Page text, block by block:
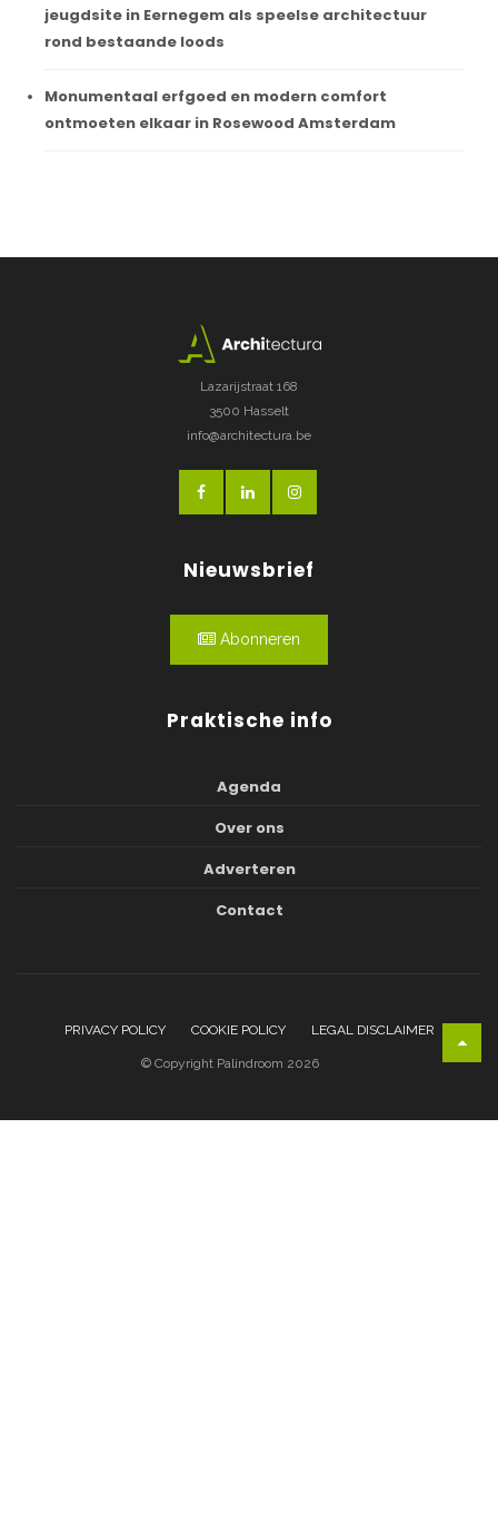
jeugdsite in Eernegem als speelse architectuur
rond bestaande loods
Monumentaal erfgoed en modern comfort
ontmoeten elkaar in Rosewood Amsterdam
Lazarijstraat 168
3500 Hasselt
info@architectura.be
Nieuwsbrief
Abonneren
Praktische info
Agenda
Over ons
Adverteren
Contact
PRIVACY POLICY COOKIE POLICY LEGAL DISCLAIMER
© Copyright Palindroom 2026